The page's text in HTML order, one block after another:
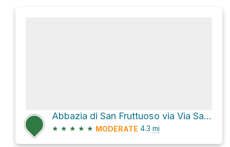
Abbazia di San Fruttuoso via Via San Rocco
★ ★ ★ ★ ★ MODERATE 4.3 mi